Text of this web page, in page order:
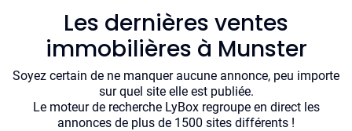
Les dernières ventes
immobilières à Munster
Soyez certain de ne manquer aucune annonce, peu importe
sur quel site elle est publiée.
Le moteur de recherche LyBox regroupe en direct les
annonces de plus de 1500 sites différents !